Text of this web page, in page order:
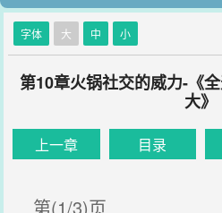
字体 大 中 小
第10章火锅社交的威力-《
大》
上一章 目录
第(1/3)页